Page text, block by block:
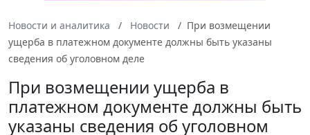
Новости и аналитика Новости
При возмещении
ущерба в платежном документе должны быть указаны
сведения об уголовном деле
При возмещении ущерба в
платежном документе должны быть
указаны сведения об уголовном